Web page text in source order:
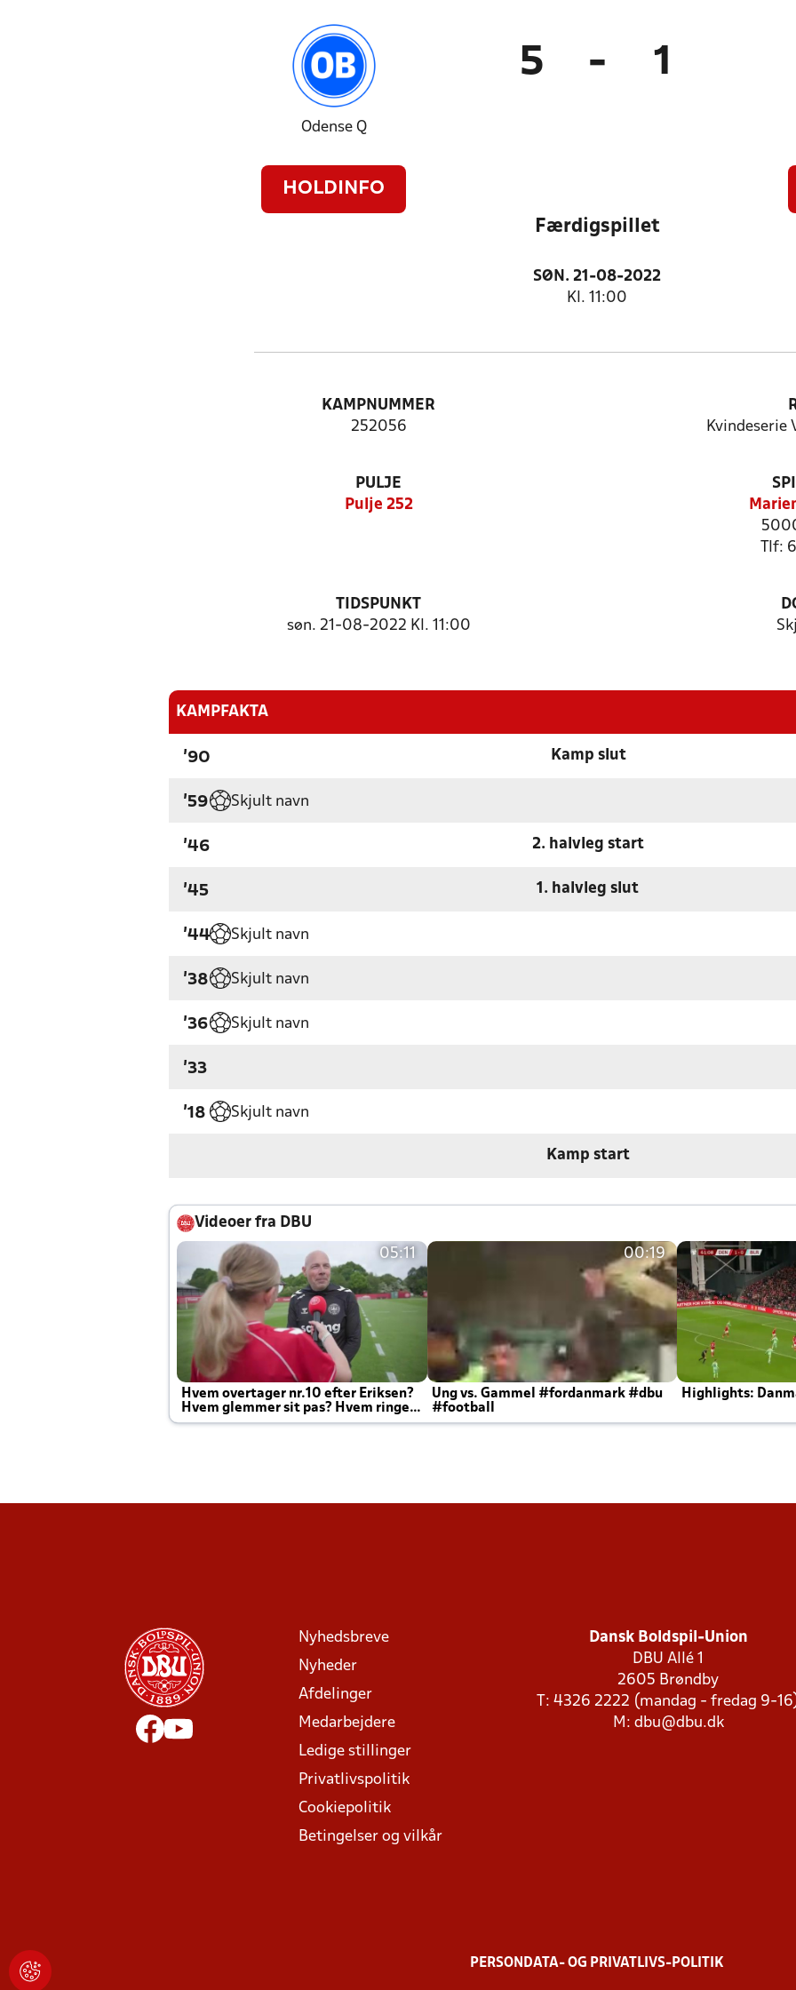
Odense Q
HOLDINFO
5 - 1
Færdigspillet
SØN. 21-08-2022
Kl. 11:00
KAMPNUMMER
252056
Kvindeserie
PULJE
Pulje 252
Tlf:
TIDSPUNKT
søn. 21-08-2022 Kl. 11:00
KAMPFAKTA
'90 Kamp slut
'59 Skjult navn
'46 2. halvleg start
'45 1. halvleg slut
'44 Skjult navn
'38 Skjult navn
'36 Skjult navn
'33
'18 Skjult navn
Kamp start
Videoer fra DBU
05:11
Hvem overtager nr.10 efter Eriksen?
Hvem glemmer sit pas? Hvem ringer
Joachim altid til efter kampe?
00:19
Ung vs. Gammel #fordanmark #dbu
#football
Highlights:
Nyhedsbreve
Nyheder
Afdelinger
Medarbejdere
Ledige stillinger
Privatlivspolitik
Cookiepolitik
Betingelser og vilkår
Dansk Boldspil-Union
DBU Allé 1
2605 Brøndby
T: 4326 2222 (mandag - fredag 9-
M: dbu@dbu.dk
PERSONDATA- OG PRIVATLIVS-POLITIK